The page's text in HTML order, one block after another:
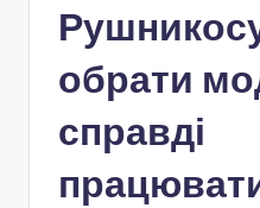
обрати
справді